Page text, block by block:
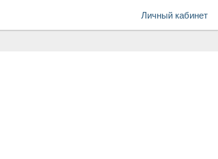
Личный кабинет